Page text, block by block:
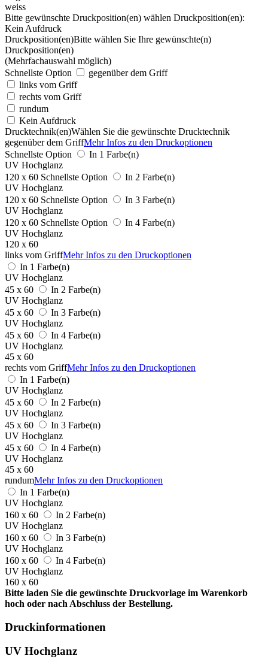
weiss
Bitte gewünschte Druckposition(en) wählen Druckposition(en):
Kein Aufdruck
Druckposition(en)Bitte wählen Sie Ihre gewünschte(n)
Druckposition(en)
(Mehrfachauswahl möglich)
Schnellste Option
gegenüber dem Griff
links vom Griff
rechts vom Griff
rundum
Kein Aufdruck
Drucktechnik(en)Wählen Sie die gewünschte Drucktechnik
gegenüber dem GriffMehr Infos zu den Druckoptionen
Schnellste Option
In 1 Farbe(n)
UV Hochglanz
120 x 60 Schnellste Option
In 2 Farbe(n)
UV Hochglanz
120 x 60 Schnellste Option
In 3 Farbe(n)
UV Hochglanz
120 x 60 Schnellste Option
In 4 Farbe(n)
UV Hochglanz
120 x 60
links vom GriffMehr Infos zu den Druckoptionen
In 1 Farbe(n)
UV Hochglanz
45 x 60
In 2 Farbe(n)
UV Hochglanz
45 x 60
In 3 Farbe(n)
UV Hochglanz
45 x 60
In 4 Farbe(n)
UV Hochglanz
45 x 60
rechts vom GriffMehr Infos zu den Druckoptionen
In 1 Farbe(n)
UV Hochglanz
45 x 60
In 2 Farbe(n)
UV Hochglanz
45 x 60
In 3 Farbe(n)
UV Hochglanz
45 x 60
In 4 Farbe(n)
UV Hochglanz
45 x 60
rundumMehr Infos zu den Druckoptionen
In 1 Farbe(n)
UV Hochglanz
160 x 60
In 2 Farbe(n)
UV Hochglanz
160 x 60
In 3 Farbe(n)
UV Hochglanz
160 x 60
In 4 Farbe(n)
UV Hochglanz
160 x 60
Bitte laden Sie die gewünschte Druckvorlage im Warenkorb
hoch oder nach Abschluss der Bestellung.
Druckinformationen
UV Hochglanz